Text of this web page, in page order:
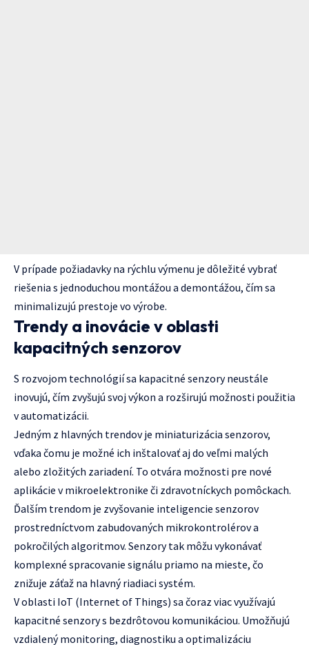
V prípade požiadavky na rýchlu výmenu je dôležité vybrať
riešenia s jednoduchou montážou a demontážou, čím sa
minimalizujú prestoje vo výrobe.
Trendy a inovácie v oblasti
kapacitných senzorov
S rozvojom technológií sa kapacitné senzory neustále
inovujú, čím zvyšujú svoj výkon a rozširujú možnosti použitia
v automatizácii.
Jedným z hlavných trendov je miniaturizácia senzorov,
vďaka čomu je možné ich inštalovať aj do veľmi malých
alebo zložitých zariadení. To otvára možnosti pre nové
aplikácie v mikroelektronike či zdravotníckych pomôckach.
Ďalším trendom je zvyšovanie inteligencie senzorov
prostredníctvom zabudovaných mikrokontrolérov a
pokročilých algoritmov. Senzory tak môžu vykonávať
komplexné spracovanie signálu priamo na mieste, čo
znižuje záťaž na hlavný riadiaci systém.
V oblasti IoT (Internet of Things) sa čoraz viac využívajú
kapacitné senzory s bezdrôtovou komunikáciou. Umožňujú
vzdialený monitoring, diagnostiku a optimalizáciu